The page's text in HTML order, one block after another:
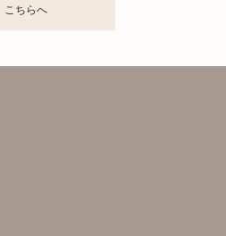
こちらへ